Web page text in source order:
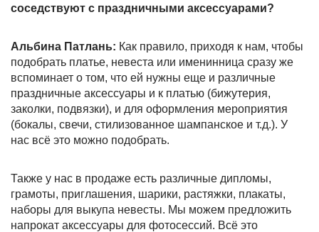
соседствуют с праздничными аксессуарами?
Альбина Патлань: Как правило, приходя к нам, чтобы
подобрать платье, невеста или именинница сразу же
вспоминает о том, что ей нужны еще и различные
праздничные аксессуары и к платью (бижутерия,
заколки, подвязки), и для оформления мероприятия
(бокалы, свечи, стилизованное шампанское и т.д.). У
нас всё это можно подобрать.
Также у нас в продаже есть различные дипломы,
грамоты, приглашения, шарики, растяжки, плакаты,
наборы для выкупа невесты. Мы можем предложить
напрокат аксессуары для фотосессий. Всё это